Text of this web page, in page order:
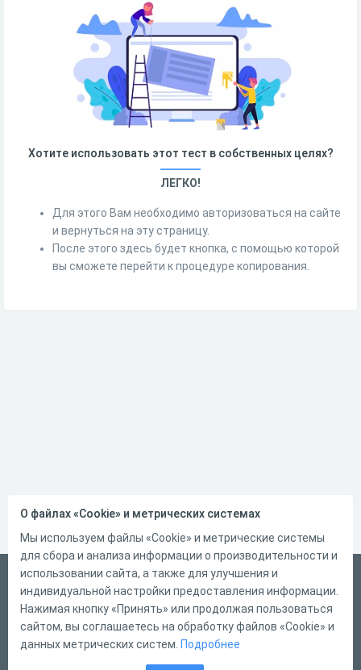
Хотите использовать этот тест в собственных целях?
ЛЕГКО!
Для этого Вам необходимо авторизоваться на сайте
и вернуться на эту страницу.
После этого здесь будет кнопка, с помощью которой
вы сможете перейти к процедуре копирования.
Русский
Справка
Форма обратной связи
О файлах «Cookie» и метрических системах
Мы используем файлы «Cookie» и метрические системы
для сбора и анализа информации о производительности и
использовании сайта, а также для улучшения и
индивидуальной настройки предоставления информации.
Нажимая кнопку «Принять» или продолжая пользоваться
сайтом, вы соглашаетесь на обработку файлов «Cookie» и
данных метрических систем. Подробнее